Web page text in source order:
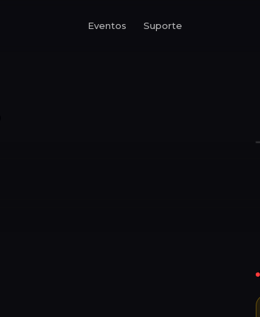
Eventos Suporte